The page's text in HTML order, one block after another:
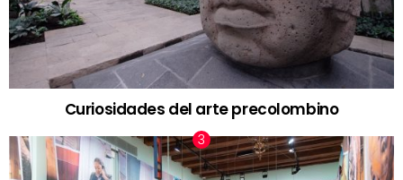
Curiosidades del arte precolombino